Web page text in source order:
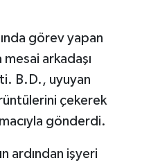
görev yapan
arkadaşı
B.D., uyuyan
çekerek
gönderdi.
ardından işyeri